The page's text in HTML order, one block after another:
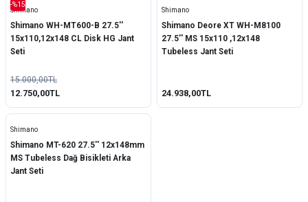
-%15
Shimano
Shimano WH-MT600-B 27.5''
15x110,12x148 CL Disk HG Jant
Seti
15.000,00TL
12.750,00TL
Shimano
Shimano Deore XT WH-M8100
27.5'' MS 15x110 ,12x148
Tubeless Jant Seti
24.938,00TL
Shimano
Shimano MT-620 27.5'' 12x148mm
MS Tubeless Dağ Bisikleti Arka
Jant Seti